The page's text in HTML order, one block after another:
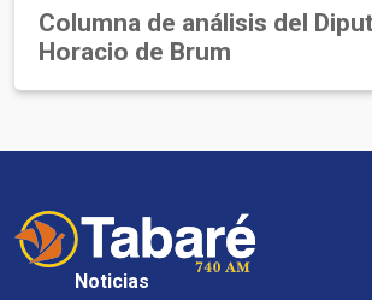
Columna de análisis del
Horacio de Brum
Noticias